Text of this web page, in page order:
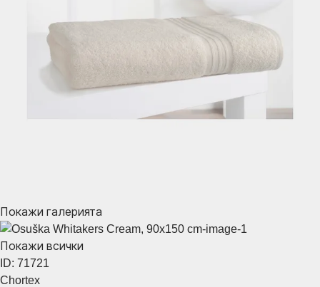
Покажи галерията
Покажи всички
ID: 71721
Chortex